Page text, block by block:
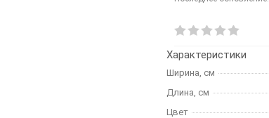
Характеристики
Ширина, см
Длина, см
Цвет